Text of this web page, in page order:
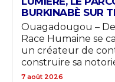
BURKINABÈ SUR
Ouagadougou –
Race Humaine se
un créateur de
construire sa
7 août 2026